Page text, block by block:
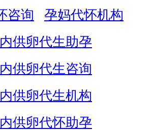
咨询
孕妈代怀机构
供卵代生助孕
供卵代生咨询
供卵代生机构
供卵代怀助孕